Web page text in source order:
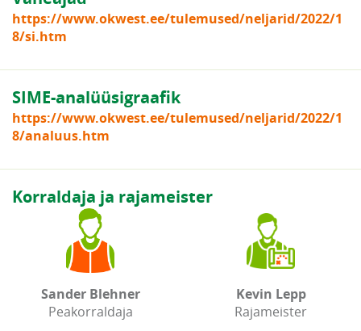
https://www.okwest.ee/tulemused/neljarid/2022/1
8/si.htm
SIME-analüüsigraafik
https://www.okwest.ee/tulemused/neljarid/2022/1
8/analuus.htm
Korraldaja ja rajameister
Sander Blehner
Peakorraldaja
Kevin Lepp
Rajameister